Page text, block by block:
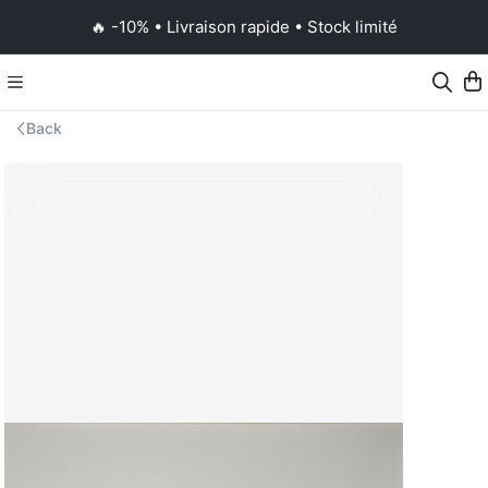
🔥 -10% • Livraison rapide • Stock limité
Back